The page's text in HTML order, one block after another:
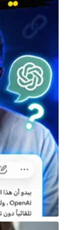
تلك اللعبة
قابلة
واستدعاء جميع
على خصمك.
ستحتاج إلى وضع
نفسك تفوز
الثانية
لعبك، مما يعني
قم بتنزيل Gwent من متجر PlayStation
11. Brawlhalla